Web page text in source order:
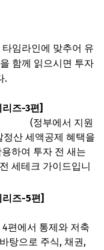
임라인에 맞추어 유
함께 읽으시면 투자
.
즈-3편]
(정부에서 지원
정산 세액공제 혜택을
하여 투자 전 새는
세테크 가이드입니
리즈-5편]
편에서 통제와 저축
탕으로 주식, 채권,